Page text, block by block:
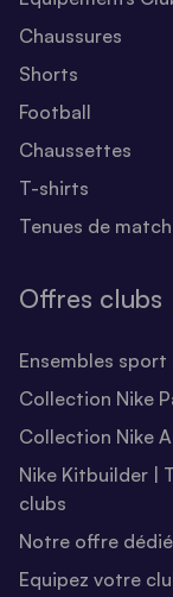
Chaussures
Shorts
Football
Chaussettes
T-shirts
Tenues de match
Offres clubs
Ensembles
Collection Nike
Collection Nike
Nike Kitbuilder |
clubs
Notre offre
Equipez votre